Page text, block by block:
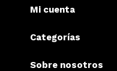
Mi cuenta
Categorías
Sobre nosotros